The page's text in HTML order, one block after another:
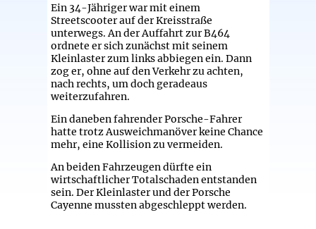
Ein 34-Jähriger war mit einem
Streetscooter auf der Kreisstraße
unterwegs. An der Auffahrt zur B464
ordnete er sich zunächst mit seinem
Kleinlaster zum links abbiegen ein. Dann
zog er, ohne auf den Verkehr zu achten,
nach rechts, um doch geradeaus
weiterzufahren.
Ein daneben fahrender Porsche-Fahrer
hatte trotz Ausweichmanöver keine Chance
mehr, eine Kollision zu vermeiden.
An beiden Fahrzeugen dürfte ein
wirtschaftlicher Totalschaden entstanden
sein. Der Kleinlaster und der Porsche
Cayenne mussten abgeschleppt werden.